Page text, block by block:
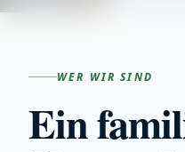
WER WIR SIND
Ein